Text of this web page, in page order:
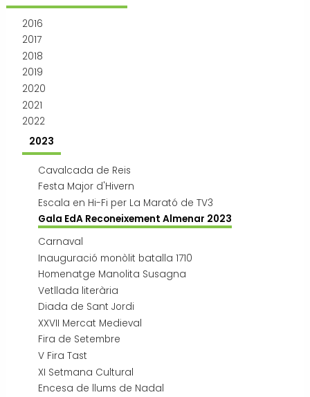
2016
2017
2018
2019
2020
2021
2022
2023
Cavalcada de Reis
Festa Major d'Hivern
Escala en Hi-Fi per La Marató de TV3
Gala EdA Reconeixement Almenar 2023
Carnaval
Inauguració monòlit batalla 1710
Homenatge Manolita Susagna
Vetllada literària
Diada de Sant Jordi
XXVII Mercat Medieval
Fira de Setembre
V Fira Tast
XI Setmana Cultural
Encesa de llums de Nadal